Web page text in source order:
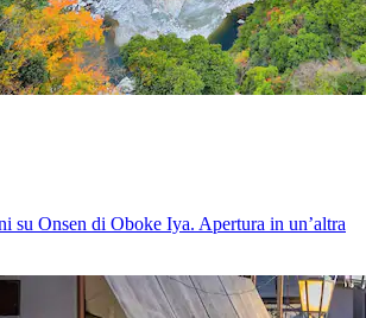
su Onsen di Oboke Iya. Apertura in un’altra